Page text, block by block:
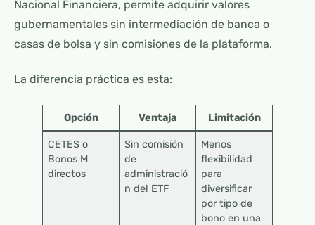
Nacional Financiera, permite adquirir valores
gubernamentales sin intermediación de banca o
casas de bolsa y sin comisiones de la plataforma.
La diferencia práctica es esta:
Opción Ventaja Limitación
CETES o
Bonos M
directos
Sin comisión
de
administració
n del ETF
Menos
flexibilidad
para
diversificar
por tipo de
bono en una